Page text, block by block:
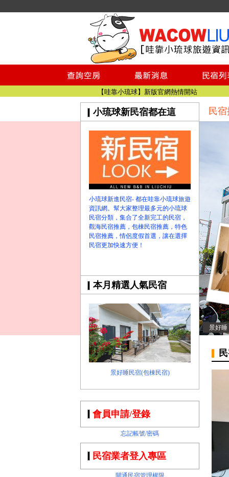
小琉球民宿空房
小琉球民宿
小琉球民宿推薦
【小琉球民宿特約】東港停車場!!看這邊
小琉球民宿 最完整的旅遊資訊都在這
【哇靠小琉球】新版官網熱情開站
【哇靠小琉球粉絲團】即時動態!!
小琉球民宿空房
小琉球民宿
小琉球民宿推薦
【小琉球民宿特約】東港停車場!!看這邊
小琉球民宿 最完整的旅遊資訊都在這
【哇靠小琉球】新版官網熱情開站
【哇靠小琉球粉絲團】即時動態!!
小琉球新民宿都在這
小琉球新進民宿- 都在哇靠小琉球旅遊
資訊網。幫大家整理最多元的小琉球
民宿分類，集合了全新完工的民宿，
觀海民宿推薦，包棟民宿推薦，特色
民宿推薦，情侶度假首選，讓在選擇
民宿更加快速方便！
本月精選人氣民宿
景好睡民宿(包棟民宿)
景好睡
民
會員申請/登錄
忘記帳號/密碼
民宿業者登入專區
開通民宿管理權限